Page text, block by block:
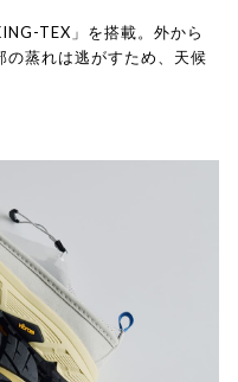
TEX」を搭載。外から
の蒸れは逃がすため、天候